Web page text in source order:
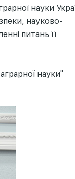
науки
науково-
питань її
науки"